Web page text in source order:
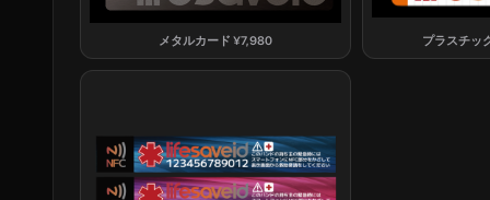
メタルカード ¥7,980 プラスチッ